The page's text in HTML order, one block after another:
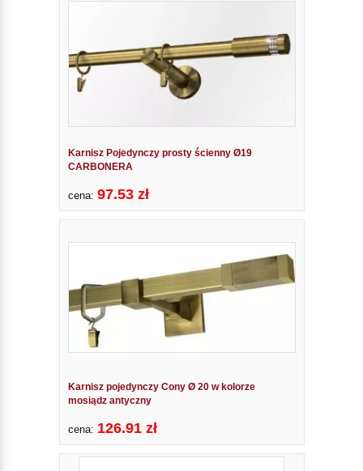
Karnisz Pojedynczy prosty ścienny Ø19
CARBONERA
cena: 97.53 zł
Karnisz pojedynczy Cony Ø 20 w kolorze
mosiądz antyczny
cena: 126.91 zł